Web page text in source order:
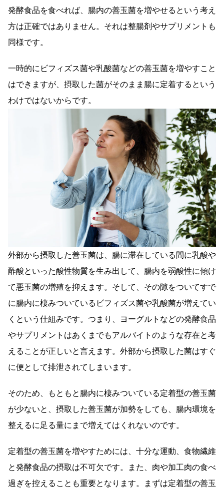
発酵食品を食べれば、腸内の善玉菌を増やせるという考え
方は正確ではありません。それは整腸剤やサプリメントも
同様です。
一時的にビフィズス菌や乳酸菌などの善玉菌を増やすこと
はできますが、摂取した菌がそのまま腸に定着するという
わけではないからです。
外部から摂取した善玉菌は、腸に滞在している間に乳酸や
酢酸といった酸性物質を生み出して、腸内を弱酸性に傾け
て悪玉菌の増殖を抑えます。そして、その隙をついてすで
に腸内に棲みついているビフィズス菌や乳酸菌が増えてい
くという仕組みです。つまり、ヨーグルトなどの発酵食品
やサプリメントはあくまでもアルバイトのような存在と考
えることが正しいと言えます。外部から摂取した菌はすぐ
に便として排泄されてしまいます。
そのため、もともと腸内に棲みついている定着型の善玉菌
が少ないと、摂取した善玉菌が加勢をしても、腸内環境を
整えるに足る量にまで増えてはくれないのです。
定着型の善玉菌を増やすためには、十分な運動、食物繊維
と発酵食品の摂取は不可欠です。また、肉や加工肉の食べ
過ぎを控えることも重要となります。まずは定着型の善玉